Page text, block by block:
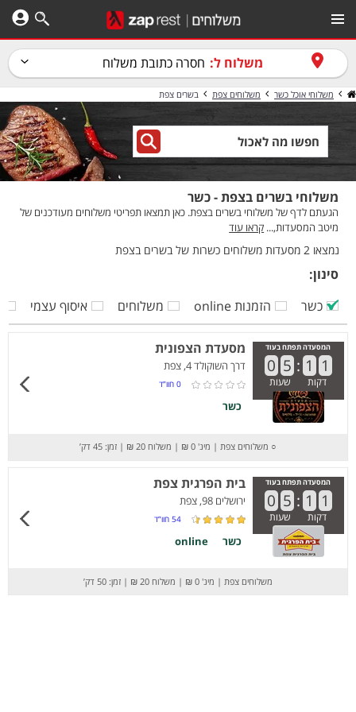
משלוח ל: חסרה כתובת משלוח
משלוחי אוכל כשר משלוחים צפת בשרים צפת
משלוחי בשרים בצפת - כשר
הגעתם לדף של משלוחי בשרים בצפת. כאן תמצאו תפריטי משלוחים מעודכנים של
מיטב המסעדות,... קראו עוד
נמצאו 2 מסעדות משלוחים כשרות של בשרים בצפת
סינון:
כשר
הזמנות online משלוחים איסוף עצמי
המסעדה תפתח בעוד
0 5 : 1 1
דקות שעות
מסעדת הצפונית
דרך השוקולד 4, צפת
0 חוו”ד
כשר
○ משלוחים צפת | מינ' 0 ₪ | משלוח 20 ₪ | זמן: 45 דק’
המסעדה תפתח בעוד
0 5 : 1 1
דקות שעות
בית הפרגית צפת
ירושלים 98, צפת
54 חוו”ד
כשר online
משלוחים צפת | מינ' 0 ₪ | משלוח 20 ₪ | זמן: 50 דק’